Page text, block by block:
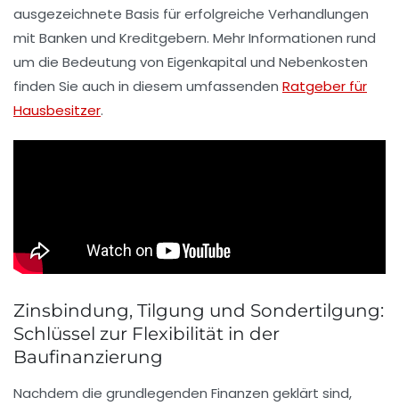
ausgezeichnete Basis für erfolgreiche Verhandlungen
mit Banken und Kreditgebern. Mehr Informationen rund
um die Bedeutung von Eigenkapital und Nebenkosten
finden Sie auch in diesem umfassenden Ratgeber für
Hausbesitzer.
Zinsbindung, Tilgung und Sondertilgung:
Schlüssel zur Flexibilität in der
Baufinanzierung
Nachdem die grundlegenden Finanzen geklärt sind,